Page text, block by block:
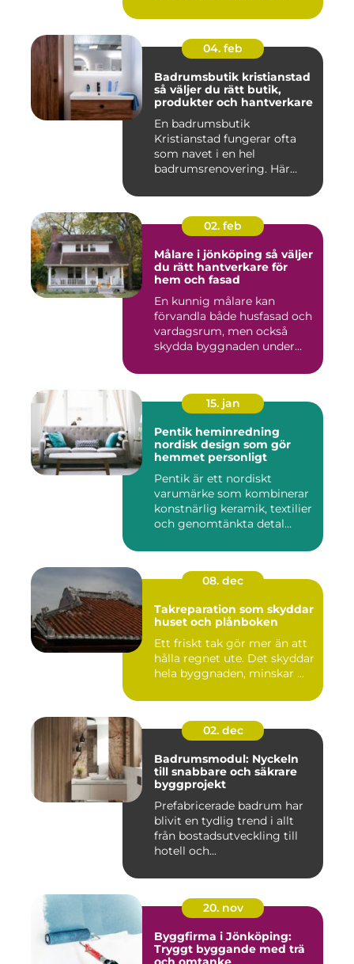
04. feb
Badrumsbutik kristianstad
så väljer du rätt butik,
produkter och hantverkare
En badrumsbutik
Kristianstad fungerar ofta
som navet i en hel
badrumsrenovering. Här
02. feb
Målare i jönköping så väljer
du rätt hantverkare för
hem och fasad
En kunnig målare kan
förvandla både husfasad och
vardagsrum, men också
skydda byggnaden under
15. jan
Pentik heminredning
nordisk design som gör
hemmet personligt
Pentik är ett nordiskt
varumärke som kombinerar
konstnärlig keramik, textilier
och genomtänkta detal...
08. dec
Takreparation som skyddar
huset och plånboken
Ett friskt tak gör mer än att
hålla regnet ute. Det skyddar
hela byggnaden, minskar ...
02. dec
Badrumsmodul: Nyckeln
till snabbare och säkrare
byggprojekt
Prefabricerade badrum har
blivit en tydlig trend i allt
från bostadsutveckling till
hotell och...
20. nov
Byggfirma i Jönköping:
Tryggt byggande med trä